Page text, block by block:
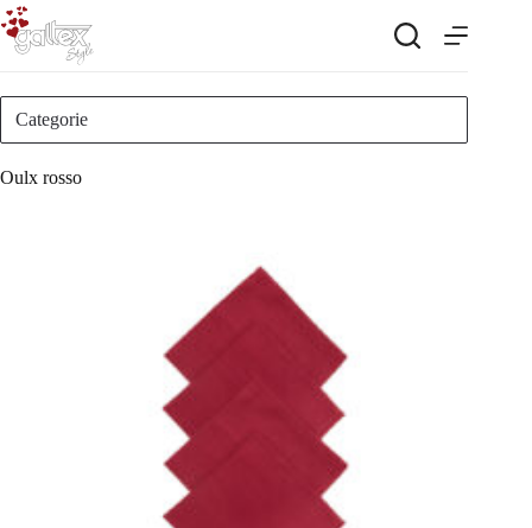
Salta
al
contenuto
Oulx rosso
Categorie